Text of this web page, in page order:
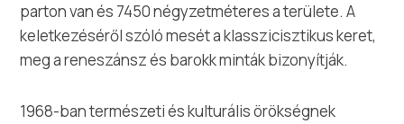
+385 21 227 933
parton van és 7450 négyzetméteres a területe. A
keletkezéséről szóló mesét a klasszicisztikus keret,
meg a reneszánsz és barokk minták bizonyítják.
1968-ban természeti és kulturális örökségnek